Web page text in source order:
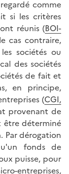
comme
si les critères
réunis (BOI-
cas contraire,
sociétés ou
des sociétés
de fait et
en principe,
(CGI,
provenant de
déterminé
Par dérogation
fonds de
puisse, pour
entreprises,